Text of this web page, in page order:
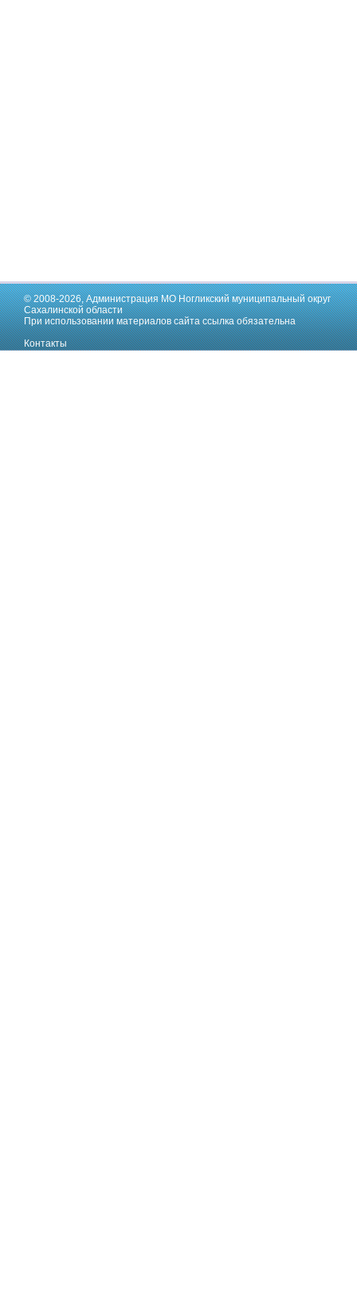
© 2008-2026,Администрация МО Ногликский муниципальный округ
Сахалинской области
При использовании материалов сайта ссылка обязательна
Контакты